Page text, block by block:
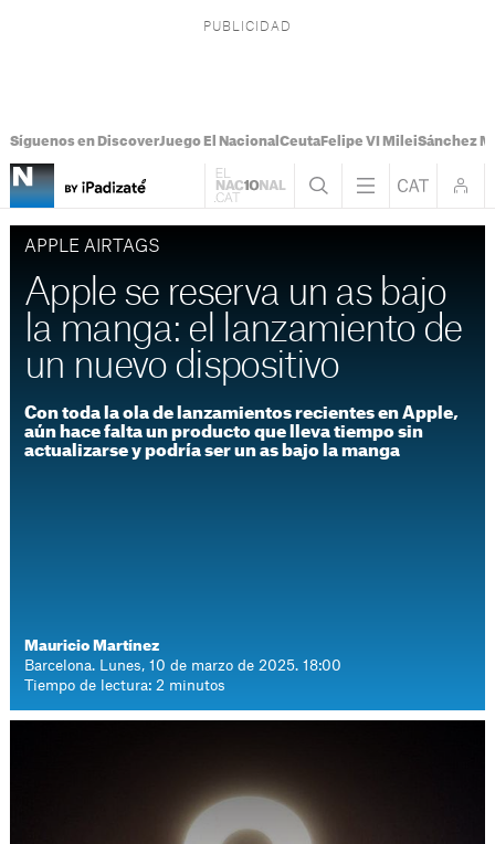
Síguenos en DiscoverJuego El Nacional CeutaFelipe VI MileiSánchez
APPLE AIRTAGS
Apple se reserva un as bajo
la manga: el lanzamiento de
un nuevo dispositivo
Con toda la ola de lanzamientos recientes en Apple,
aún hace falta un producto que lleva tiempo sin
actualizarse y podría ser un as bajo la manga
Mauricio Martínez
Barcelona. Lunes, 10 de marzo de 2025. 18:00
Tiempo de lectura: 2 minutos